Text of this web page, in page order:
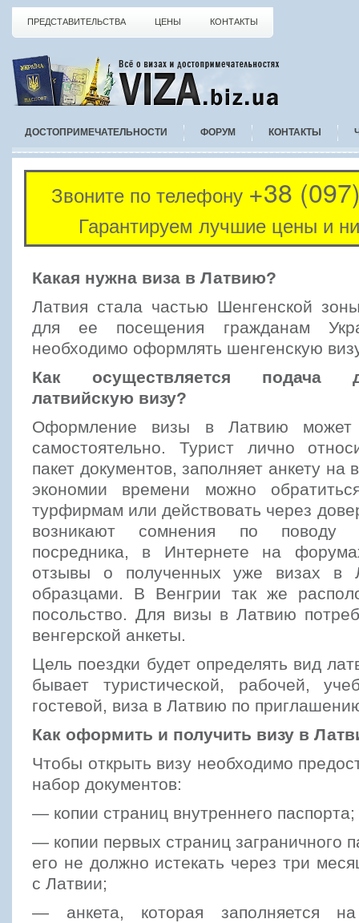
ПРЕДСТАВИТЕЛЬСТВА ЦЕНЫ КОНТАКТЫ
ДОСТОПРИМЕЧАТЕЛЬНОСТИ ФОРУМ КОНТАКТЫ
Звоните по телефону +38
Гарантируем лучшие цены и
Какая нужна виза в Латвию?
Латвия стала частью Шенгенской
для ее посещения гражданам
необходимо оформлять шенгенскую
Как осуществляется подача
латвийскую визу?
Оформление визы в Латвию может
самостоятельно. Турист лично
пакет документов, заполняет анкету
экономии времени можно
турфирмам или действовать через
возникают сомнения по
посредника, в Интернете на
отзывы о полученных уже визах в
образцами. В Венгрии так же
посольство. Для визы в Латвию
венгерской анкеты.
Цель поездки будет определять вид
бывает туристической, рабочей,
гостевой, виза в Латвию по
Как оформить и получить визу в
Чтобы открыть визу необходимо
набор документов:
— копии страниц внутреннего паспорта;
— копии первых страниц заграничного
его не должно истекать через три
с Латвии;
— анкета, которая заполняется